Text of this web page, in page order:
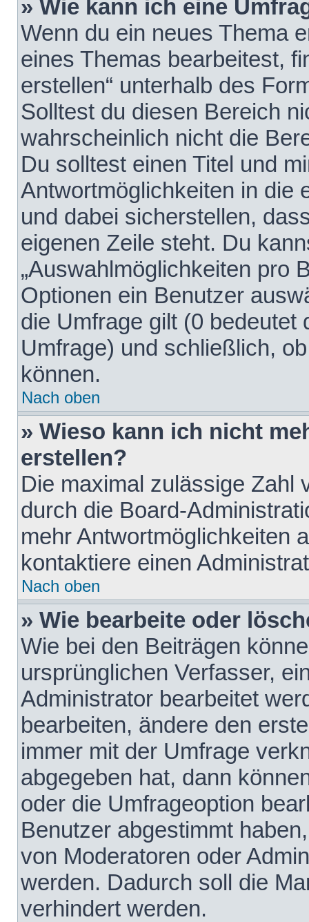
» Wie kann ich eine
Wenn du ein neues Thema
eines Themas bearbeitest,
erstellen“ unterhalb des
Solltest du diesen Bereich
wahrscheinlich nicht die
Du solltest einen Titel und
Antwortmöglichkeiten in die
und dabei sicherstellen,
eigenen Zeile steht. Du
„Auswahlmöglichkeiten pro
Optionen ein Benutzer
die Umfrage gilt (0 bedeutet
Umfrage) und schließlich,
können.
Nach oben
» Wieso kann ich nicht
erstellen?
Die maximal zulässige Zahl
durch die Board-
mehr Antwortmöglichkeiten
kontaktiere einen
Nach oben
» Wie bearbeite oder
Wie bei den Beiträgen
ursprünglichen Verfasser,
Administrator bearbeitet
bearbeiten, ändere den
immer mit der Umfrage
abgegeben hat, dann
oder die Umfrageoption
Benutzer abgestimmt
von Moderatoren oder
werden. Dadurch soll die
verhindert werden.